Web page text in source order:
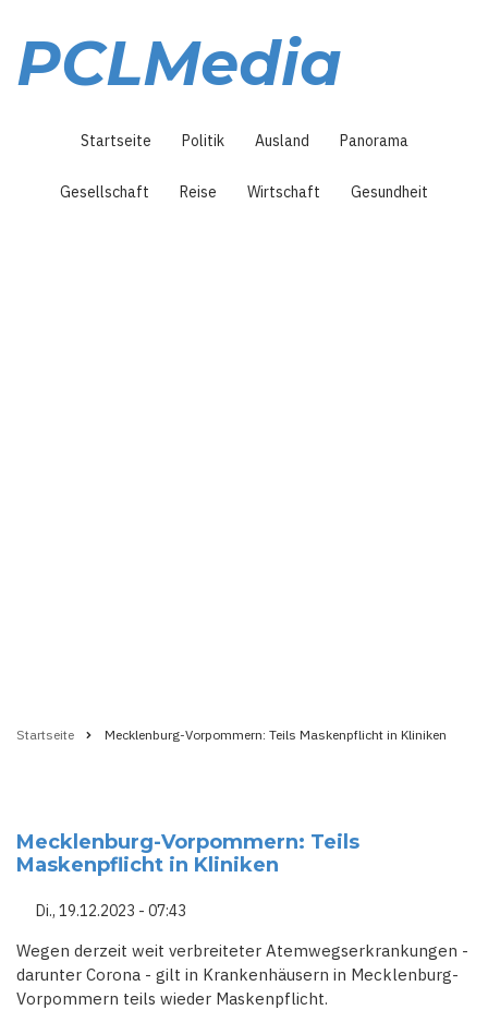
Inhalt
PCLMedia
Startseite Politik Ausland Panorama
Gesellschaft Reise Wirtschaft Gesundheit
Pfadnavigation
Startseite Mecklenburg-Vorpommern: Teils Maskenpflicht in Kliniken
Mecklenburg-Vorpommern: Teils
Maskenpflicht in Kliniken
Di., 19.12.2023 - 07:43
Wegen derzeit weit verbreiteter Atemwegserkrankungen -
darunter Corona - gilt in Krankenhäusern in Mecklenburg-
Vorpommern teils wieder Maskenpflicht.